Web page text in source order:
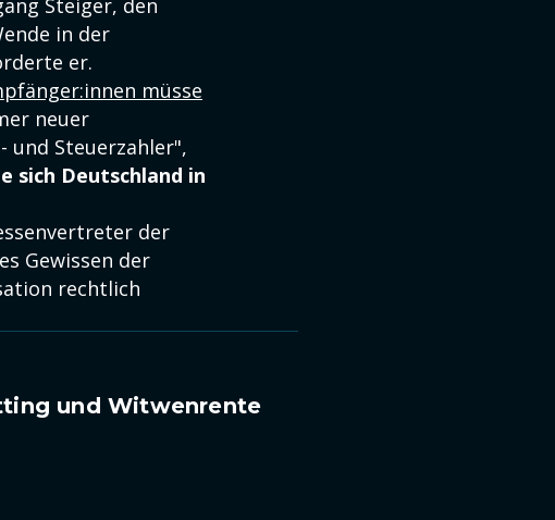
Steiger, den
in der
er.
müsse
neuer
und Steuerzahler",
sich Deutschland in
der
Gewissen der
rechtlich
und Witwenrente